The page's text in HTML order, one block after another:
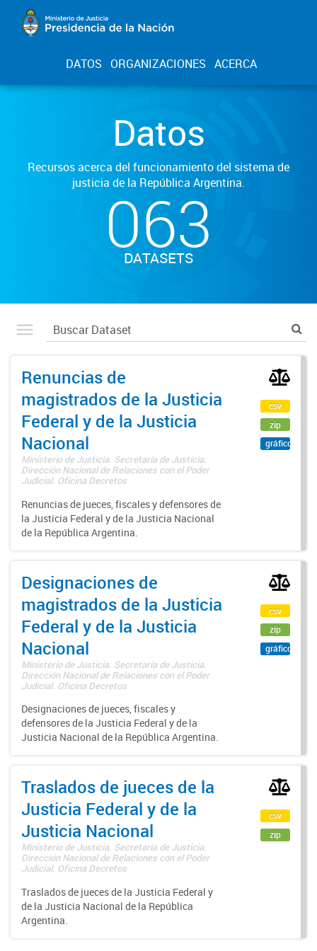
DATOS ORGANIZACIONES ACERCA
Datos
Recursos acerca del funcionamiento del sistema de
justicia de la República Argentina.
063
DATASETS
Renuncias de
magistrados de la Justicia
Federal y de la Justicia
Nacional
Ministerio de Justicia. Secretaría de Justicia.
Dirección Nacional de Relaciones con el Poder
Judicial. Oficina Decretos
Renuncias de jueces, fiscales y defensores de
la Justicia Federal y de la Justicia Nacional
de la República Argentina.
csv
zip
gráfico
Designaciones de
magistrados de la Justicia
Federal y de la Justicia
Nacional
Ministerio de Justicia. Secretaría de Justicia.
Dirección Nacional de Relaciones con el Poder
Judicial. Oficina Decretos
Designaciones de jueces, fiscales y
defensores de la Justicia Federal y de la
Justicia Nacional de la República Argentina.
csv
zip
gráfico
Traslados de jueces de la
Justicia Federal y de la
Justicia Nacional
Ministerio de Justicia. Secretaría de Justicia.
Dirección Nacional de Relaciones con el Poder
Judicial. Oficina Decretos
Traslados de jueces de la Justicia Federal y
de la Justicia Nacional de la República
Argentina.
csv
zip